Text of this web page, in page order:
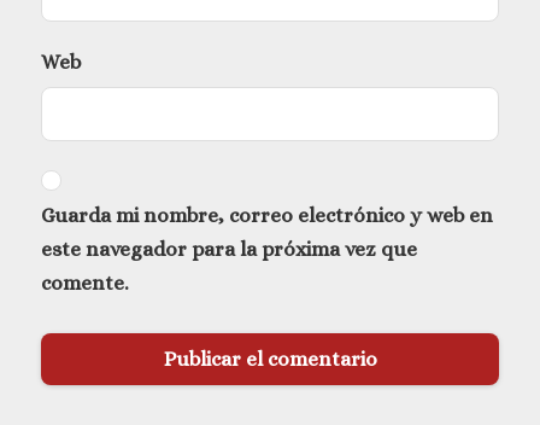
Web
Guarda mi nombre, correo electrónico y web en
este navegador para la próxima vez que
comente.